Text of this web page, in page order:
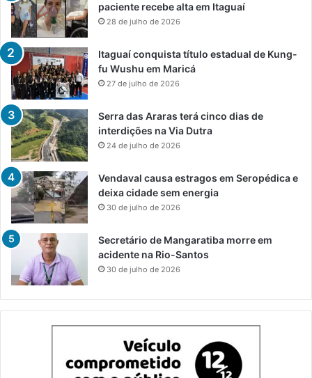
paciente recebe alta em Itaguaí
28 de julho de 2026
Itaguaí conquista título estadual de Kung-
fu Wushu em Maricá
27 de julho de 2026
Serra das Araras terá cinco dias de
interdições na Via Dutra
24 de julho de 2026
Vendaval causa estragos em Seropédica e
deixa cidade sem energia
30 de julho de 2026
Secretário de Mangaratiba morre em
acidente na Rio-Santos
30 de julho de 2026